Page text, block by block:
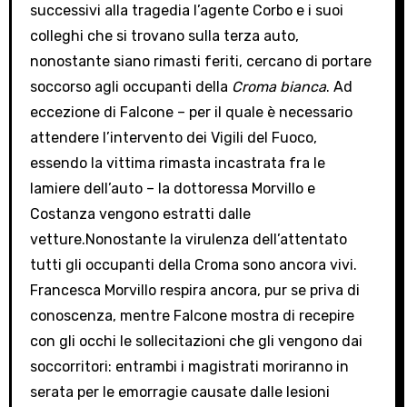
successivi alla tragedia l’agente Corbo e i suoi
colleghi che si trovano sulla terza auto,
nonostante siano rimasti feriti, cercano di portare
soccorso agli occupanti della Croma bianca. Ad
eccezione di Falcone – per il quale è necessario
attendere l’intervento dei Vigili del Fuoco,
essendo la vittima rimasta incastrata fra le
lamiere dell’auto – la dottoressa Morvillo e
Costanza vengono estratti dalle
vetture.Nonostante la virulenza dell’attentato
tutti gli occupanti della Croma sono ancora vivi.
Francesca Morvillo respira ancora, pur se priva di
conoscenza, mentre Falcone mostra di recepire
con gli occhi le sollecitazioni che gli vengono dai
soccorritori: entrambi i magistrati moriranno in
serata per le emorragie causate dalle lesioni